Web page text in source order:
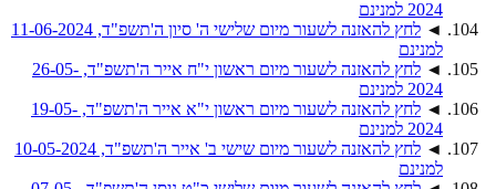
2024 למנינם
◄
לחץ להאזנה לשעור מיום שלישי ה' סיון ה'תשפ"ד, 11-06-2024
למנינם
◄
לחץ להאזנה לשעור מיום ראשון י"ח אייר ה'תשפ"ד, 26-05-
2024 למנינם
◄
לחץ להאזנה לשעור מיום ראשון י"א אייר ה'תשפ"ד, 19-05-
2024 למנינם
◄
לחץ להאזנה לשעור מיום שישי ב' אייר ה'תשפ"ד, 10-05-2024
למנינם